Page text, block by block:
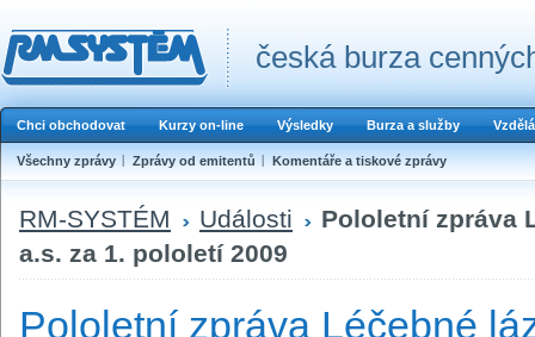
česká burza
Chci obchodovat Kurzy on-line Výsledky Burza a služby
Všechny zprávy Zprávy od emitentů Komentáře a tiskové zprávy
RM-SYSTÉM Události
Pololetní zpráva
a.s. za 1. pololetí 2009
Pololetní zpráva Léčebné